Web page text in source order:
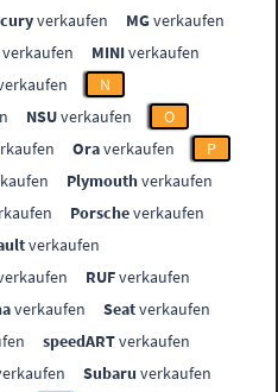
verkaufen MGverkaufen
verkaufen MINIverkaufen
N
NSUverkaufen
O
Oraverkaufen
P
Plymouthverkaufen
Porscheverkaufen
verkaufen
RUFverkaufen
verkaufen Seatverkaufen
speedARTverkaufen
Subaru verkaufen